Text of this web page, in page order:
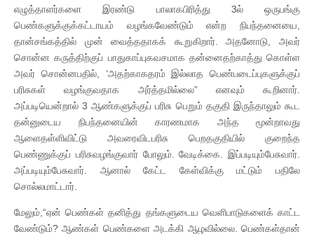
எழுத்தாளர்களை இரண்டு பாலாகபிரித்து 3ல் ஒருபங்கு
பெண்களுக்குக்கட்டாயம் வழங்கவேண்டும் என்ற நிபந்தனையை,
தான்சங்கத்தில் முன் வைத்ததாகக் கூறுகிறார். அதனோடு, அவர்
சொன்ன கருத்திற்குப் பாதுகாப்புகவசமாக தன்னைதற்காத்து கொள்ள
அவர் சொன்னபதில், ‘அதற்காகதரம் இல்லாத பெண்படைப்புகளுக்குப்
பரிசுகள் வழங்குவதாக அர்த்தமில்லை” எனவும் கூறினார்.
அப்படியென்றால் 3 ஆண்களுக்குப் பரிசு பெறும் தகுதி இருந்தாலும் கூட
தன்னுடைய நிபந்தனையின் காரணமாக அந்த மூன்றாவது
ஆளைதள்ளிவிட்டு அவரைவிடபரிசு பெறதகுதியில் குறைந்த
பெண்ணுக்குப் பரிசுவழங்குவார் போலும். வேடிக்கை. இப்படியும்பேசுவார்.
அப்படியும்பேசுவார். ஆனால் கேட்ட கேள்விக்கு மட்டும் பதிலே
சொல்லமாட்டார்.
மேலும்,“ஏன் பெண்கள் தனித்து தங்களுடைய வெளிபாடுகளைக் காட்ட
வேண்டும்? ஆண்கள் பெண்களை அடக்கி ஆழவில்லை. பெண்கள்தான்